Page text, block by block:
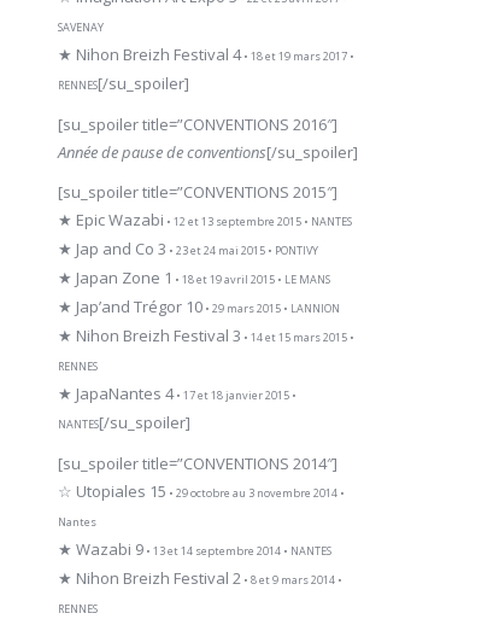
SAVENAY
★ Nihon Breizh Festival 4• 18 et 19 mars 2017 •
RENNES[/su_spoiler]
[su_spoiler title=”CONVENTIONS 2016″]
Année de pause de conventions[/su_spoiler]
[su_spoiler title=”CONVENTIONS 2015″]
★ Epic Wazabi • 12 et 13 septembre 2015 • NANTES
★ Jap and Co 3 • 23 et 24 mai 2015 • PONTIVY
★ Japan Zone 1 • 18 et 19 avril 2015 • LE MANS
★ Jap’and Trégor 10 • 29 mars 2015 • LANNION
★ Nihon Breizh Festival 3 • 14 et 15 mars 2015 •
RENNES
★ JapaNantes 4• 17 et 18 janvier 2015 •
NANTES[/su_spoiler]
[su_spoiler title=”CONVENTIONS 2014″]
☆ Utopiales 15 • 29 octobre au 3 novembre 2014 •
Nantes
★ Wazabi 9 • 13 et 14 septembre 2014 • NANTES
★ Nihon Breizh Festival 2 • 8 et 9 mars 2014 •
RENNES